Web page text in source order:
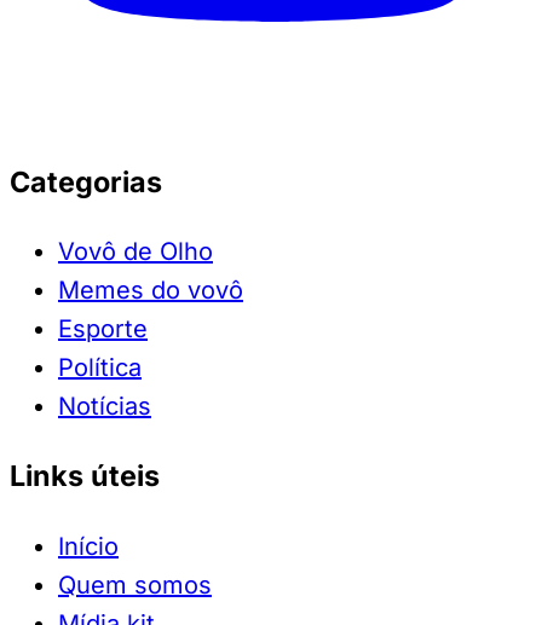
Categorias
Vovô de Olho
Memes do vovô
Esporte
Política
Notícias
Links úteis
Início
Quem somos